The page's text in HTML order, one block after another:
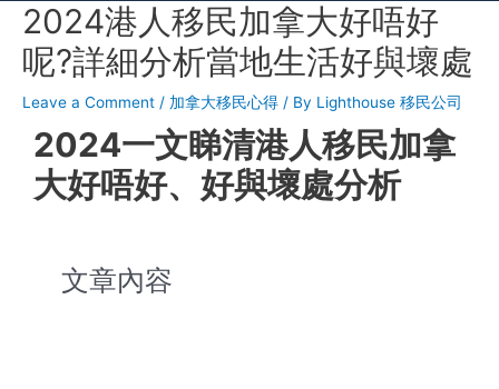
2024港人移民加拿大好唔好
呢?詳細分析當地生活好與壞處
Leave a Comment / 加拿大移民心得 / By Lighthouse 移民公司
2024一文睇清港人移民加拿
大好唔好、好與壞處分析
文章內容
Post